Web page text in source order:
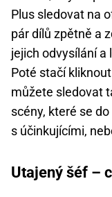
Plus sledovat na
pár dílů zpětně a
jejich odvysílání a
Poté stačí
můžete sledovat
scény, které se
s účinkujícími,
Utajený šéf –